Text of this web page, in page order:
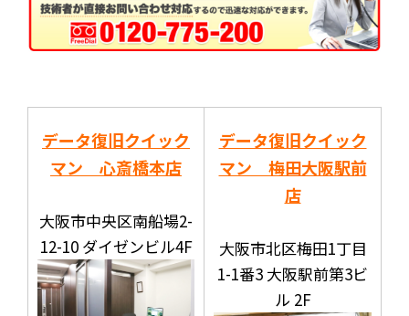
データ復旧クイック
マン 心斎橋本店
大阪市中央区南船場2-
12-10 ダイゼンビル4F
データ復旧クイック
マン 梅田大阪駅前
店
大阪市北区梅田1丁目
1-1番3 大阪駅前第3ビ
ル 2F